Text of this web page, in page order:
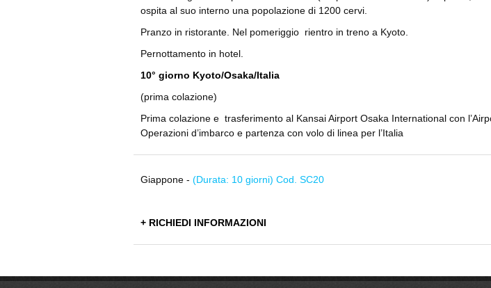
ospita al suo interno una popolazione di 1200 cervi.
Pranzo in ristorante. Nel pomeriggio rientro in treno a Kyoto.
Pernottamento in hotel.
10° giorno Kyoto/Osaka/Italia
(prima colazione)
Prima colazione e trasferimento al Kansai Airport Osaka International con
Operazioni d’imbarco e partenza con volo di linea per l’Italia
Giappone - (Durata: 10 giorni) Cod. SC20
+ RICHIEDI INFORMAZIONI